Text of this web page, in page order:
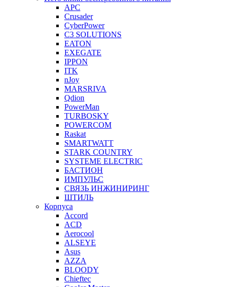
APC
Crusader
CyberPower
C3 SOLUTIONS
EATON
EXEGATE
IPPON
ITK
nJoy
MARSRIVA
Qdion
PowerMan
TURBOSKY
POWERCOM
Raskat
SMARTWATT
STARK COUNTRY
SYSTEME ELECTRIC
БАСТИОН
ИМПУЛЬС
СВЯЗЬ ИНЖИНИРИНГ
ШТИЛЬ
Корпуса
Accord
ACD
Aerocool
ALSEYE
Asus
AZZA
BLOODY
Chieftec